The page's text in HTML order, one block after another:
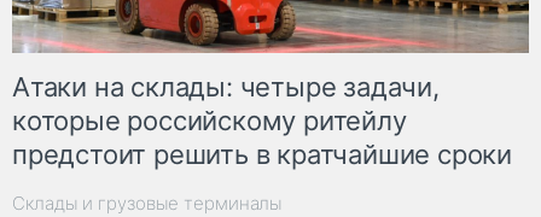
Атаки на склады: четыре задачи,
которые российскому ритейлу
предстоит решить в кратчайшие сроки
Склады и грузовые терминалы